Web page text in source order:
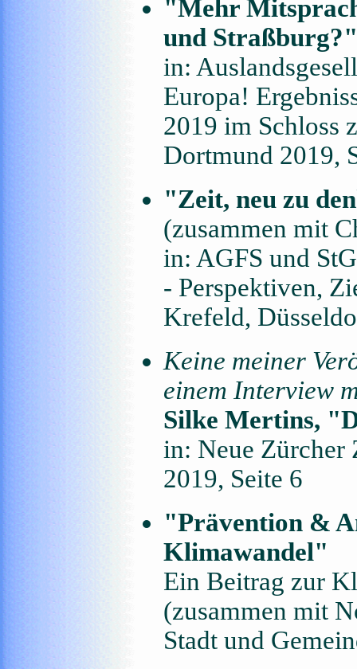
"Mehr
und Straßburg?"
in:
Europa!
2019 im Schloss
Dortmund 2019,
"Zeit, neu zu
(zusammen mit
in: AGFS und
- Perspektiven,
Krefeld,
Keine meiner
einem Interview
Silke Mertins,
in: Neue Zürcher
2019, Seite 6
"Prävention &
Klimawandel"
Ein Beitrag zur
(zusammen mit
Stadt und